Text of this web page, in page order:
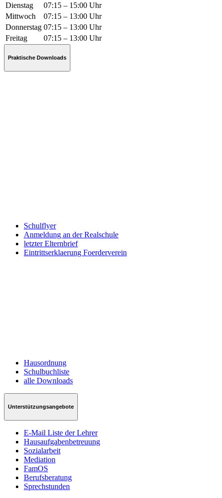
Dienstag
07:15 – 15:00 Uhr
Mittwoch
07:15 – 13:00 Uhr
Donnerstag 07:15 – 13:00 Uhr
Freitag
07:15 – 13:00 Uhr
Praktische Downloads
Schulflyer
Anmeldung an der Realschule
letzter Elternbrief
Eintrittserklaerung Foerderverein
Hausordnung
Schulbuchliste
alle Downloads
Unterstützungsangebote
E-Mail Liste der Lehrer
Hausaufgabenbetreuung
Sozialarbeit
Mediation
FamOS
Berufsberatung
Sprechstunden